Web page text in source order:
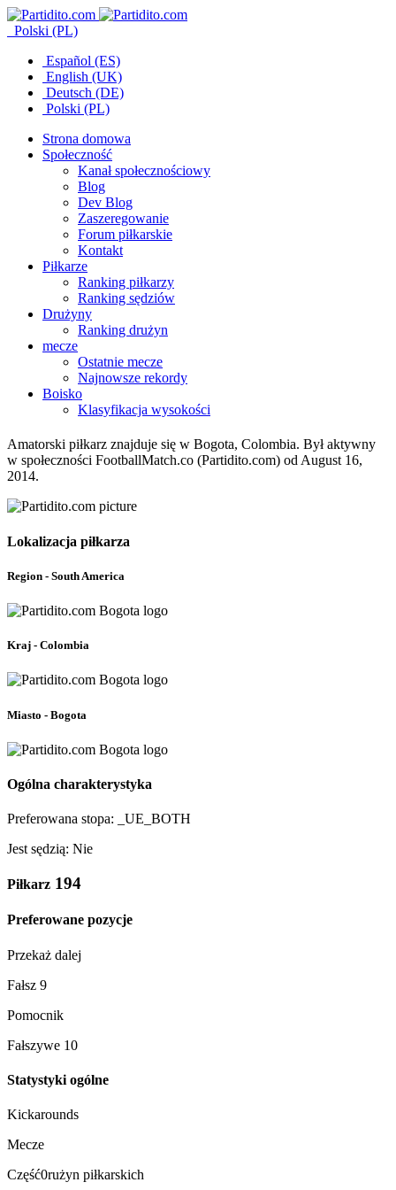
Polski (PL)
Español (ES)
English (UK)
Deutsch (DE)
Polski (PL)
Strona domowa
Społeczność
Kanał społecznościowy
Blog
Dev Blog
Zaszeregowanie
Forum piłkarskie
Kontakt
Piłkarze
Ranking piłkarzy
Ranking sędziów
Drużyny
Ranking drużyn
mecze
Ostatnie mecze
Najnowsze rekordy
Boisko
Klasyfikacja wysokości
Amatorski piłkarz znajduje się w Bogota, Colombia. Był aktywny
w społeczności FootballMatch.co (Partidito.com) od August 16,
2014.
Lokalizacja piłkarza
Region - South America
Kraj - Colombia
Miasto - Bogota
Ogólna charakterystyka
Preferowana stopa: _UE_BOTH
Jest sędzią: Nie
Piłkarz 194
Preferowane pozycje
Przekaż dalej
Fałsz 9
Pomocnik
Fałszywe 10
Statystyki ogólne
Kickarounds
Mecze
Część0rużyn piłkarskich